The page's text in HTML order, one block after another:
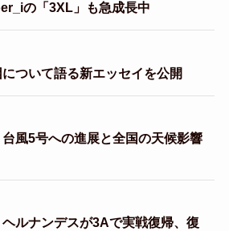
の「3XL」も急成長中
ついて語る新エッセイを公開
風5号への進展と全国の天候影響
ヘルナンデスが3Aで実戦復帰、復